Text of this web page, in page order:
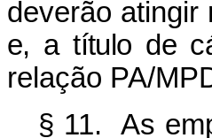
deverão atingir
e, a título de
relação PA/
§ 11. As